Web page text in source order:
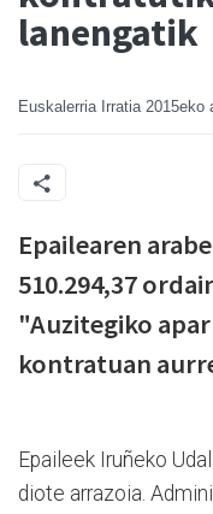
lanengatik
Euskalerria Irratia 2015eko
Epailearen
510.294,37
"Auzitegiko
kontratuan
Epaileek Iruñeko
diote arrazoia.